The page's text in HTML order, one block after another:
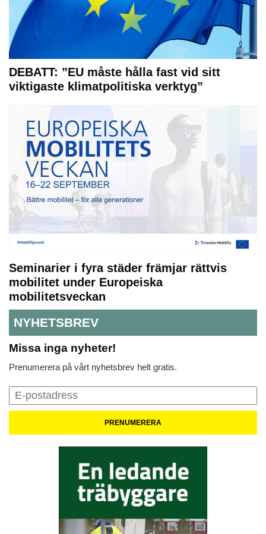
DEBATT: ”EU måste hålla fast vid sitt
viktigaste klimatpolitiska verktyg”
Seminarier i fyra städer främjar rättvis
mobilitet under Europeiska
mobilitetsveckan
NYHETSBREV
Missa inga nyheter!
Prenumerera på vårt nyhetsbrev helt gratis.